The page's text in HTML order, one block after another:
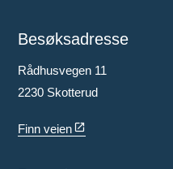
Besøksadresse
Rådhusvegen 11
2230 Skotterud
Finn veien